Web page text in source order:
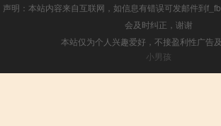
声明：本站内容来自互联网，如信息有错误可发邮件到
会及时纠正，谢谢
本站仅为个人兴趣爱好，不接盈利性广告
小男孩